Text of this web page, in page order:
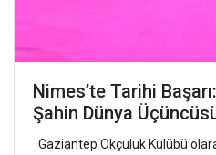
Nimes’te Tarihi
Şahin Dünya
Gaziantep Okçuluk Kulübü